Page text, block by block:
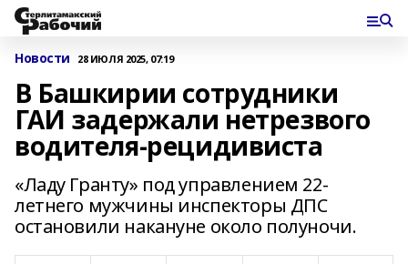
Новости 28 ИЮЛЯ 2025, 07:19
В Башкирии сотрудники
ГАИ задержали нетрезвого
водителя-рецидивиста
«Ладу Гранту» под управлением 22-
летнего мужчины инспекторы ДПС
остановили накануне около полуночи.